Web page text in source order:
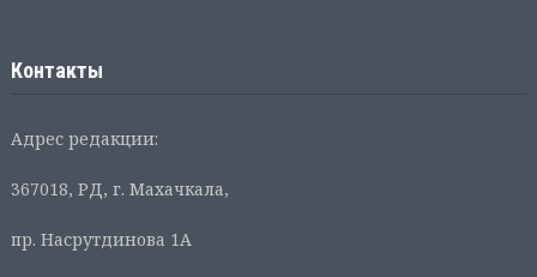
Контакты
Адрес редакции:
367018, РД, г. Махачкала,
пр. Насрутдинова 1А